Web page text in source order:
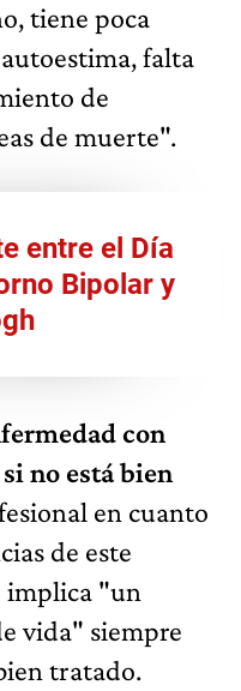
tiene poca
falta
de
de muerte".
entre el Día
Bipolar y
con
no está bien
en cuanto
de este
implica "un
vida" siempre
tratado.